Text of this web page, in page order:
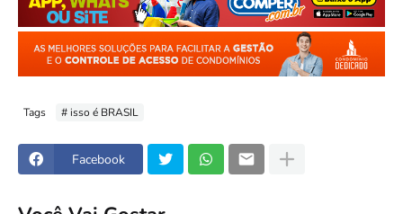
Tags # isso é BRASIL
Facebook